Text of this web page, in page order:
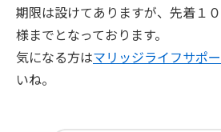
期限は設けてありますが、先着１
様までとなっております。
気になる方はマリッジライフサポ
いね。